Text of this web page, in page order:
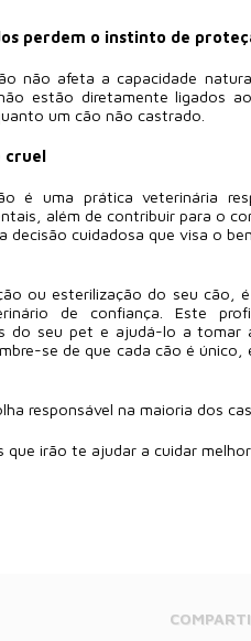
perdem o instinto de
não afeta a capacidade
estão diretamente ligados
um cão não castrado.
cruel
é uma prática veterinária
além de contribuir para o
decisão cuidadosa que visa o
ou esterilização do seu cão,
de confiança. Este
do seu pet e ajudá-lo a
se de que cada cão é
responsável na maioria dos
que irão te ajudar a cuidar